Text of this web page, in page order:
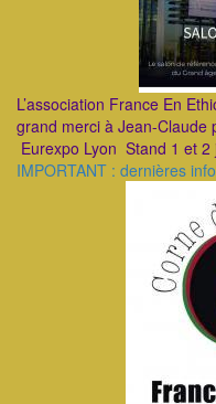
L’association France En
grand merci à Jean-Claude
Eurexpo Lyon Stand 1 et 2
IMPORTANT : dernières